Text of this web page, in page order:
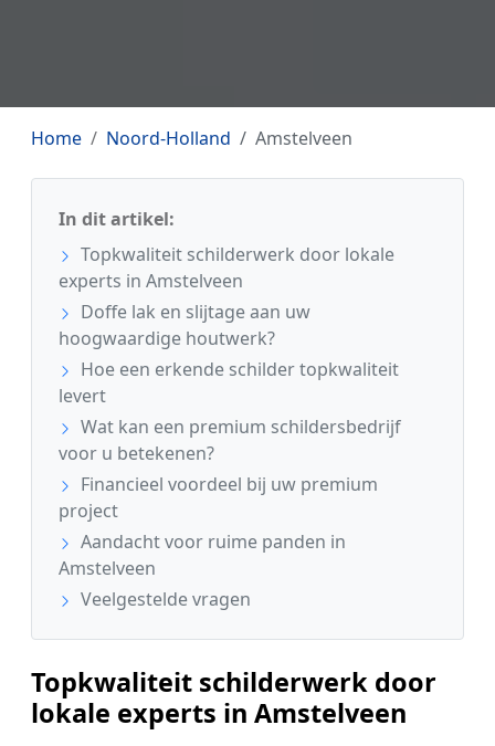
Home Noord-Holland Amstelveen
In dit artikel:
Topkwaliteit schilderwerk door lokale
experts in Amstelveen
Doffe lak en slijtage aan uw
hoogwaardige houtwerk?
Hoe een erkende schilder topkwaliteit
levert
Wat kan een premium schildersbedrijf
voor u betekenen?
Financieel voordeel bij uw premium
project
Aandacht voor ruime panden in
Amstelveen
Veelgestelde vragen
Topkwaliteit schilderwerk door
lokale experts in Amstelveen